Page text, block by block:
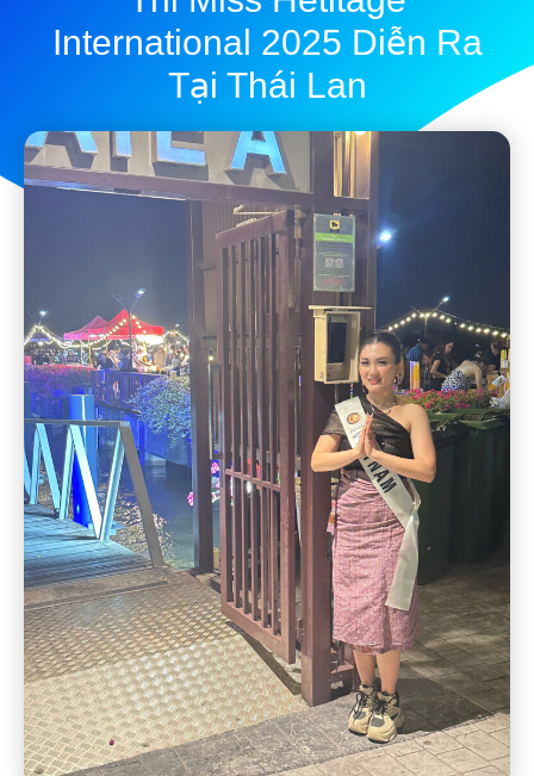
International 2025 Diễn Ra
Tại Thái Lan
admin November 7, 2025